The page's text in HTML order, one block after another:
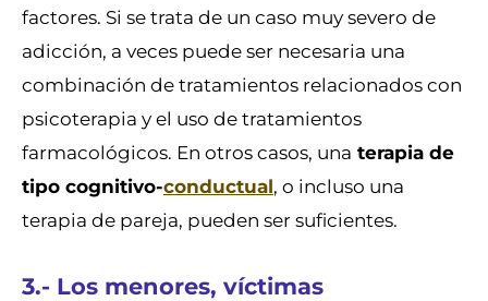
factores. Si se trata de un caso muy severo de
adicción, a veces puede ser necesaria una
combinación de tratamientos relacionados con
psicoterapia y el uso de tratamientos
farmacológicos. En otros casos, una terapia de
tipo cognitivo-conductual, o incluso una
terapia de pareja, pueden ser suficientes.
3.- Los menores, víctimas